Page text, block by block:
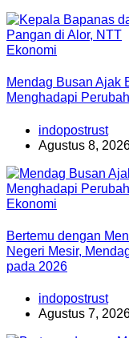
Ekonomi
Mendag Busan Ajak
Menghadapi
indopostrust
Agustus 8,
Ekonomi
Bertemu dengan
Negeri Mesir,
pada 2026
indopostrust
Agustus 7,